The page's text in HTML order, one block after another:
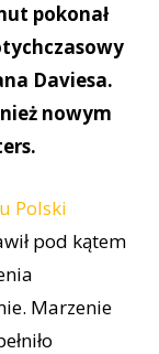
pokonał
Daviesa.
nowym
Polski
pod kątem
Marzenie